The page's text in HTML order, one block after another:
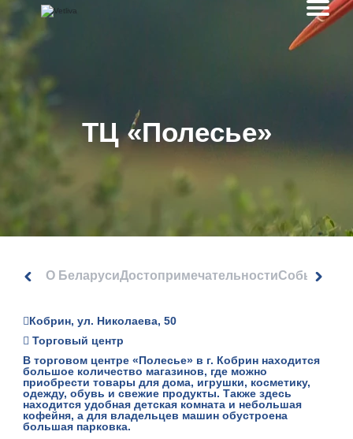
ТЦ «Полесье»
О БеларусиДостопримечательностиСобытия
Кобрин, ул. Николаева, 50
Торговый центр
В торговом центре «Полесье» в г. Кобрин находится
большое количество магазинов, где можно
приобрести товары для дома, игрушки, косметику,
одежду, обувь и свежие продукты. Также здесь
находится удобная детская комната и небольшая
кофейня, а для владельцев машин обустроена
большая парковка.